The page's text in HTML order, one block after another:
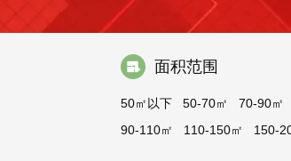
面积范围
50㎡以下 50-70㎡
70-90㎡
90-110㎡
110-150㎡
150-